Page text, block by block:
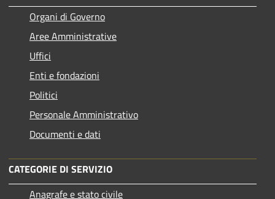
Organi di Governo
Aree Amministrative
Uffici
Enti e fondazioni
Politici
Personale Amministrativo
Documenti e dati
CATEGORIE DI SERVIZIO
Anagrafe e stato civile